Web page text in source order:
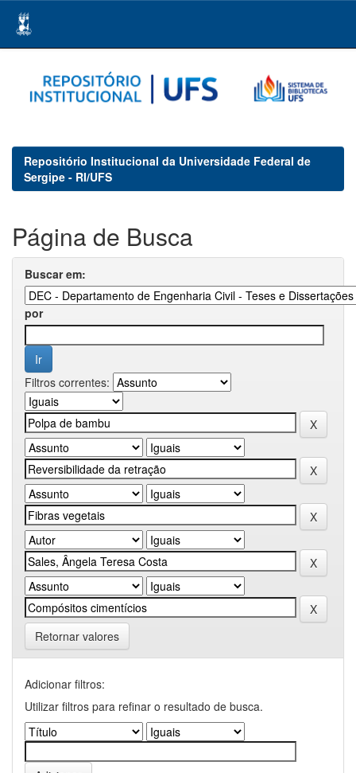
navigation
Repositório Institucional da Universidade Federal de
Sergipe - RI/UFS
Página de Busca
Buscar em:
por
Filtros correntes:
Retornar valores
Adicionar filtros:
Utilizar filtros para refinar o resultado de busca.